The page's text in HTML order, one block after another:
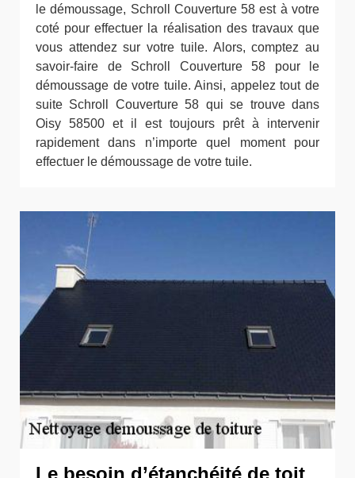
le démoussage, Schroll Couverture 58 est à votre
coté pour effectuer la réalisation des travaux que
vous attendez sur votre tuile. Alors, comptez au
savoir-faire de Schroll Couverture 58 pour le
démoussage de votre tuile. Ainsi, appelez tout de
suite Schroll Couverture 58 qui se trouve dans
Oisy 58500 et il est toujours prêt à intervenir
rapidement dans n’importe quel moment pour
effectuer le démoussage de votre tuile.
Le besoin d’étanchéité de toit